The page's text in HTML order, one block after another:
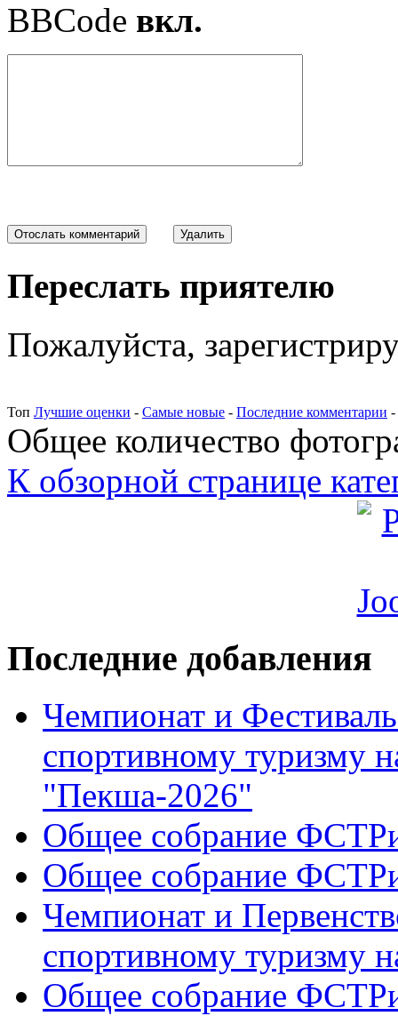
BBCode вкл.
Переслать приятелю
Пожалуйста,
Топ Лучшие оценки - Самые новые - Последние комментарии -
Общее количество
К обзорной странице
Последние добавления
Чемпионат и
спортивному туризму
"Пекша-2026"
Общее собрание
Общее собрание
Чемпионат и
спортивному туризму
Общее собрание